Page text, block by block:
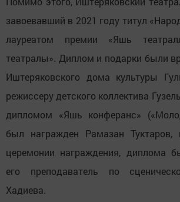
завоевавший в 2021 году титул
лауреатом премии «Яшь
театралы». Диплом и подарки были
Иштеряковского дома культуры
режиссеру детского коллектива
дипломом «Яшь конферанс»
был награжден Рамазан Туктаров,
церемонии награждения, диплома
его преподаватель по
Хадиева.